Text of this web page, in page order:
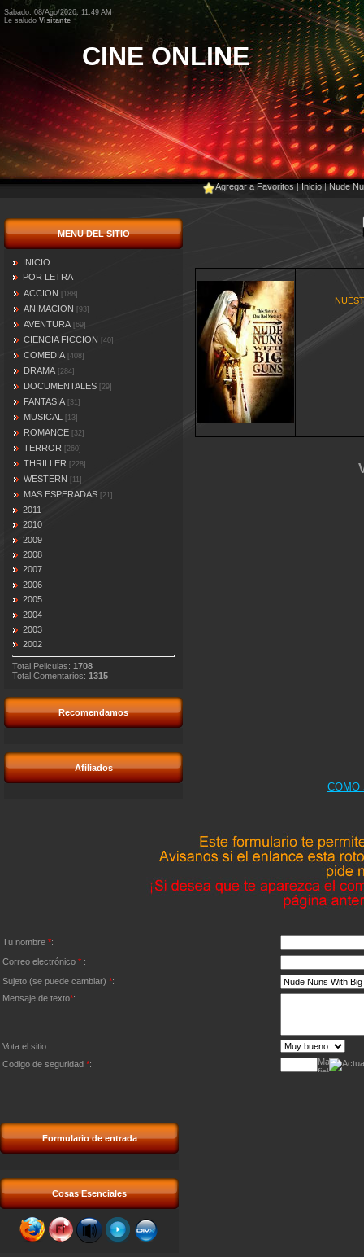
Sábado, 08/Ago/2026, 11:49 AM
Le saludo Visitante
CINE ONLINE
Agregar a Favoritos|Inicio|Nude
MENU DEL SITIO
INICIO
POR LETRA
ACCION
[188]
ANIMACION [93]
AVENTURA [69]
CIENCIA FICCION [40]
COMEDIA [408]
DRAMA [284]
DOCUMENTALES [29]
FANTASIA [31]
MUSICAL [13]
ROMANCE [32]
TERROR [260]
THRILLER [228]
WESTERN [11]
MAS ESPERADAS [21]
2011
2010
2009
2008
2007
2006
2005
2004
2003
2002
Total Peliculas: 1708
Total Comentarios: 1315
Recomendamos
Afiliados
COMO
Tu nombre *:
Correo electrónico * :
Sujeto (se puede cambiar) *:
Mensaje de texto*:
Vota el sitio:
Codigo de seguridad *:
Formulario de entrada
Cosas Esenciales